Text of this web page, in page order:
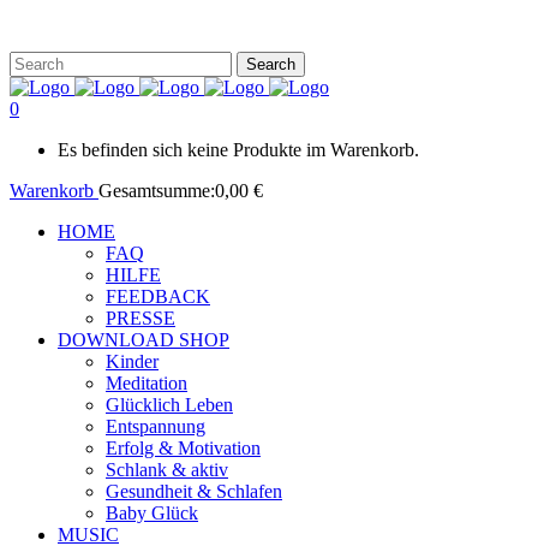
0
Es befinden sich keine Produkte im Warenkorb.
Warenkorb Gesamtsumme:0,00 €
HOME
FAQ
HILFE
FEEDBACK
PRESSE
DOWNLOAD SHOP
Kinder
Meditation
Glücklich Leben
Entspannung
Erfolg & Motivation
Schlank & aktiv
Gesundheit & Schlafen
Baby Glück
MUSIC